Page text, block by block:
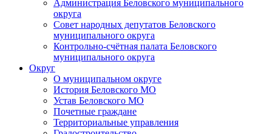
Администрация Беловского муниципального
округа
Совет народных депутатов Беловского
муниципального округа
Контрольно-счётная палата Беловского
муниципального округа
Округ
О муниципальном округе
История Беловского МО
Устав Беловского МО
Почетные граждане
Территориальные управления